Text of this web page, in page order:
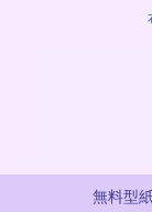
無料型